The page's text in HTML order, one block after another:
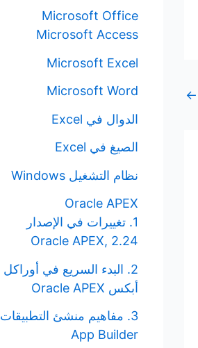
←
Microsoft Office
Microsoft Access
Microsoft Excel
Microsoft Word
الدوال في Excel
الصيغ في Excel
نظام التشغيل Windows
Oracle APEX
1. تغييرات في الإصدار
Oracle APEX, 2.24
2. البدء السريع في أوراكل
أبكس Oracle APEX
3. مفاهيم منشئ التطبيقات
App Builder